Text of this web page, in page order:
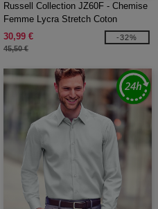
Russell Collection JZ60F - Chemise
Femme Lycra Stretch Coton
30,99 €
45,50 €
-32%